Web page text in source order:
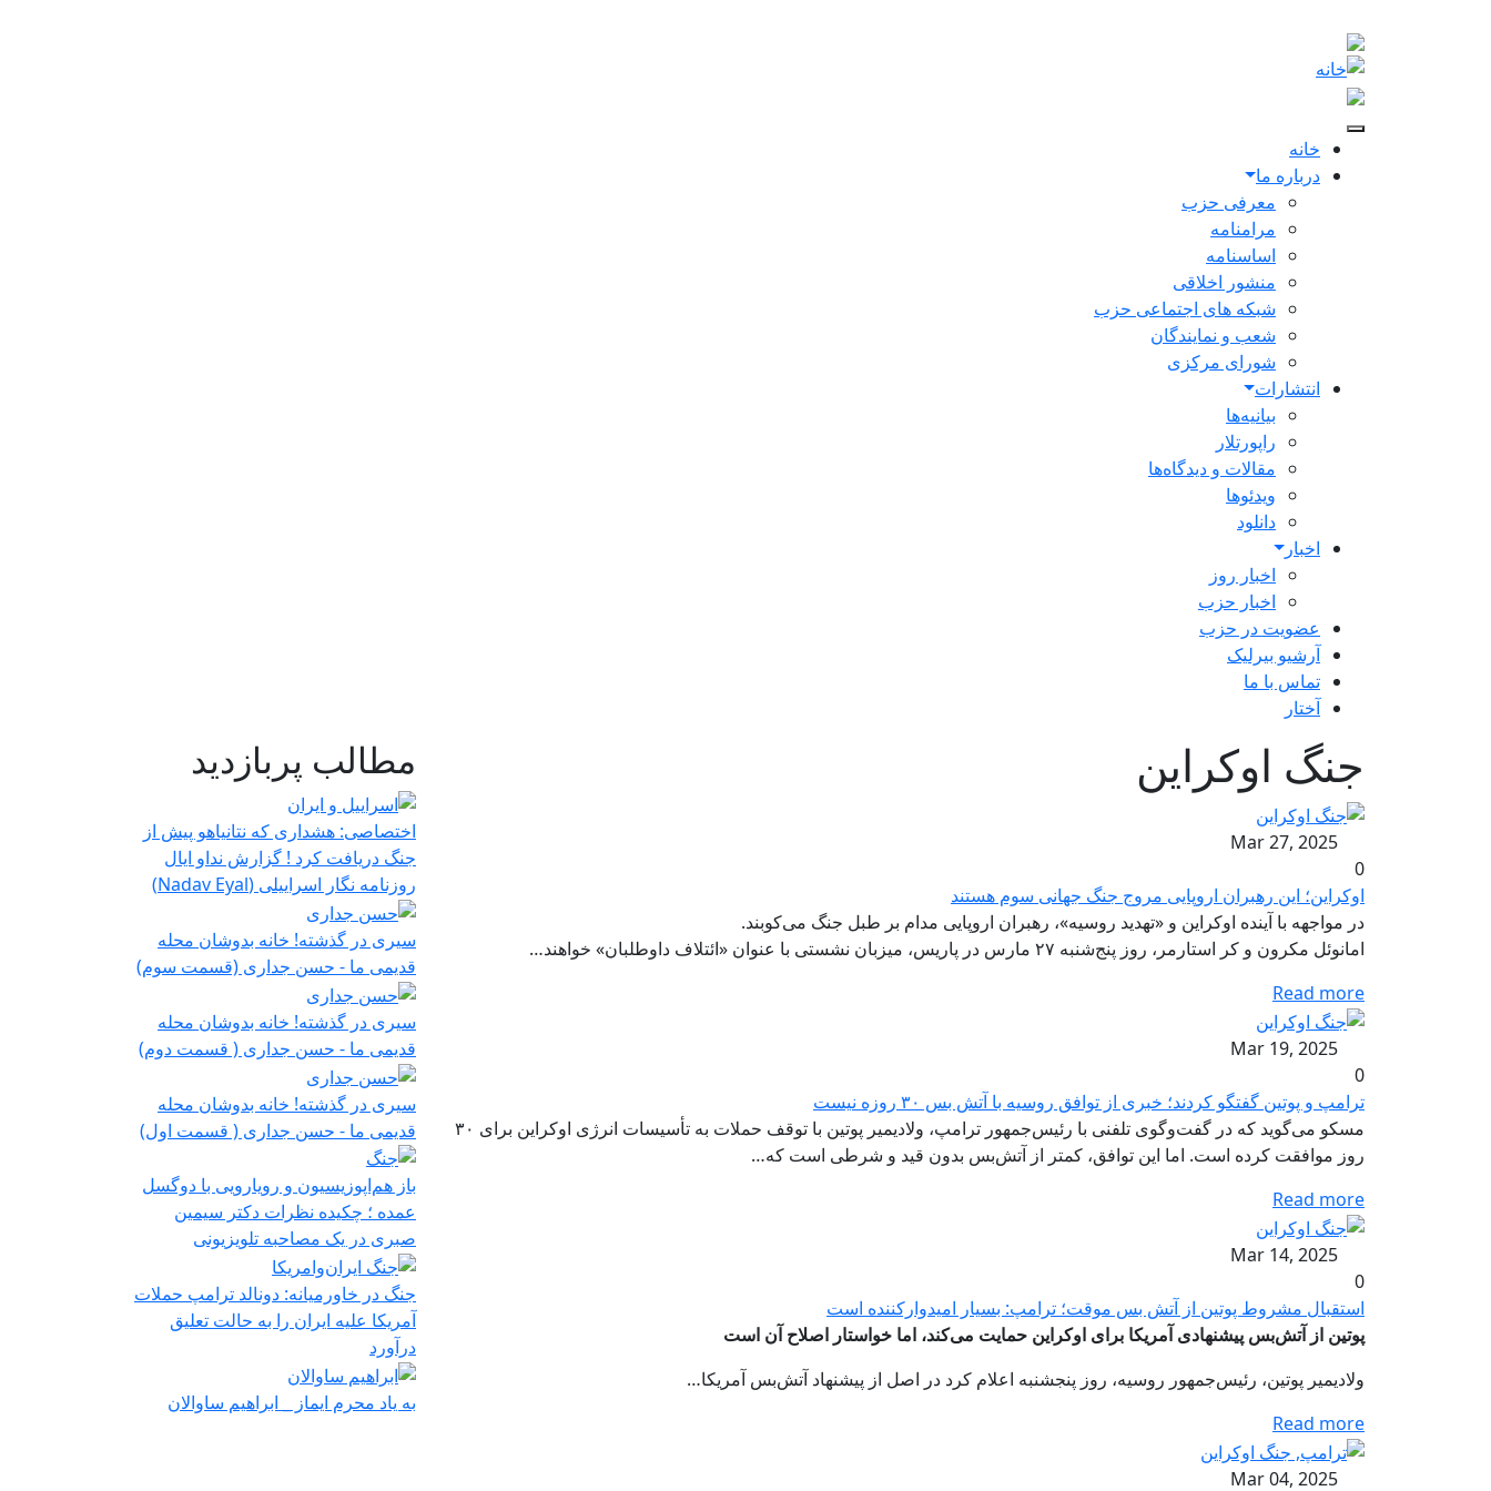
Main navigation
خانه
درباره ما
معرفی حزب
مرامنامه
اساسنامه
منشور اخلاقی
شبکه های اجتماعی حزب
شعب و نمایندگان
شورای مرکزی
انتشارات
بیانیه‌ها
راپورتلار
مقالات و دیدگاه‌ها
ویدئو‌ها
دانلود
اخبار
اخبار روز
اخبار حزب
عضویت در حزب
آرشیو بیرلیک
تماس با ما
آختار
جنگ اوکراين
Mar 27, 2025
0
اوکراین؛ این رهبران اروپایی مروج جنگ جهانی سوم هستند
در مواجهه با آینده اوکراین و «تهدید روسیه»، رهبران اروپایی مدام بر طبل جنگ می‌کوبند.
امانوئل مکرون و کر استارمر، روز پنج‌شنبه ۲۷ مارس در پاریس، میزبان نشستی با عنوان «ائتلاف داوطلبان» خواهند…
Read more
Mar 19, 2025
0
ترامپ و پوتین گفتگو کردند؛ خبری از توافق روسیه با آتش بس ۳۰ روزه نیست
مسکو می‌گوید که در گفت‌وگوی تلفنی با رئیس‌جمهور ترامپ، ولادیمیر پوتین با توقف حملات به تأسیسات انرژی اوکراین برای ۳۰
روز موافقت کرده است. اما این توافق، کمتر از آتش‌بس بدون قید و شرطی است که…
Read more
Mar 14, 2025
0
استقبال مشروط پوتین از آتش بس موقت؛ ترامپ: بسیار امیدوارکننده است
پوتین از آتش‌بس پیشنهادی آمریکا برای اوکراین حمایت می‌کند، اما خواستار اصلاح آن است
ولادیمیر پوتین، رئیس‌جمهور روسیه، روز پنجشنبه اعلام کرد در اصل از پیشنهاد آتش‌بس آمریکا…
Read more
Mar 04, 2025
مطالب پربازدید
اختصاصی: هشداری که نتانیاهو پیش از
جنگ دریافت کرد ! گزارش نداو ایال
روزنامه نگار اسراییلی (Nadav Eyal)
سیری در گذشته! خانه بدوشان محله
قدیمی ما - حسن جداری (قسمت سوم)
سیری در گذشته! خانه بدوشان محله
قدیمی ما - حسن جداری ( قسمت دوم)
سیری در گذشته! خانه بدوشان محله
قدیمی ما - حسن جداری ( قسمت اول)
باز هم‌اپوزیسیون‌ و رویارویی با ‌دو‌گسل
عمده ؛ چکیده نظرات دکتر سیمین
صبری در یک مصاحبه تلویزیونی
جنگ در خاورمیانه: دونالد ترامپ حملات
آمریکا علیه ایران را به حالت تعلیق
درآورد
به یاد محرم ایماز _ ابراهیم ساوالان